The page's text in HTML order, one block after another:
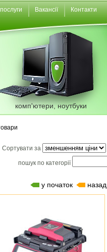
Вакансії Контакти
комп'ютери, ноутбуки
Сортувати за
пошук по категорії
у початок назад